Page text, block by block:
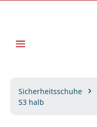
Sicherheitsschuhe
S3 halb